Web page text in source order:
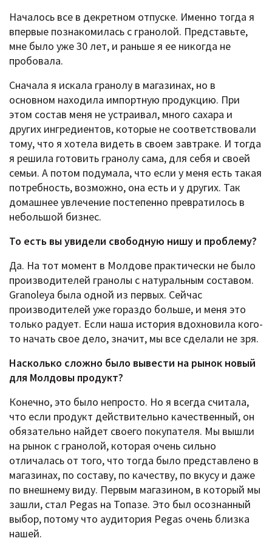
Началось все в декретном отпуске. Именно тогда я
впервые познакомилась с гранолой. Представьте,
мне было уже 30 лет, и раньше я ее никогда не
пробовала.
Сначала я искала гранолу в магазинах, но в
основном находила импортную продукцию. При
этом состав меня не устраивал, много сахара и
других ингредиентов, которые не соответствовали
тому, что я хотела видеть в своем завтраке. И тогда
я решила готовить гранолу сама, для себя и своей
семьи. А потом подумала, что если у меня есть такая
потребность, возможно, она есть и у других. Так
домашнее увлечение постепенно превратилось в
небольшой бизнес.
То есть вы увидели свободную нишу и проблему?
Да. На тот момент в Молдове практически не было
производителей гранолы с натуральным составом.
Granoleya была одной из первых. Сейчас
производителей уже гораздо больше, и меня это
только радует. Если наша история вдохновила кого-
то начать свое дело, значит, мы все сделали не зря.
Насколько сложно было вывести на рынок новый
для Молдовы продукт?
Конечно, это было непросто. Но я всегда считала,
что если продукт действительно качественный, он
обязательно найдет своего покупателя. Мы вышли
на рынок с гранолой, которая очень сильно
отличалась от того, что тогда было представлено в
магазинах, по составу, по качеству, по вкусу и даже
по внешнему виду. Первым магазином, в который мы
зашли, стал Pegas на Топазе. Это был осознанный
выбор, потому что аудитория Pegas очень близка
нашей.